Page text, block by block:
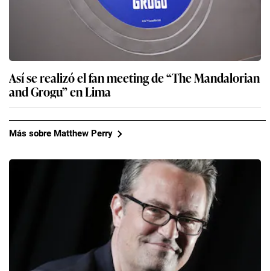
Así se realizó el fan meeting de “The Mandalorian
and Grogu” en Lima
Más sobre Matthew Perry